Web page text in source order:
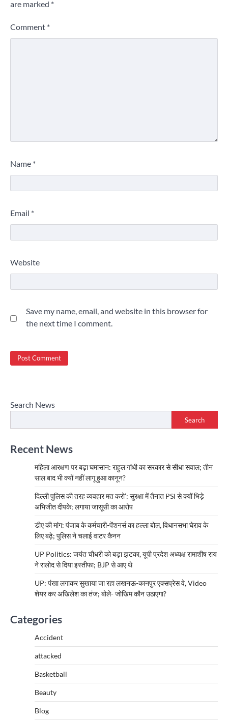
are marked *
Comment *
Name *
Email *
Website
Save my name, email, and website in this browser for
the next time I comment.
Search News
Search
Recent News
महिला आरक्षण पर बढ़ा घमासान: राहुल गांधी का सरकार से सीधा सवाल; तीन
साल बाद भी क्यों नहीं लागू हुआ कानून?
दिल्ली पुलिस की तरह व्यवहार मत करो’: सुरक्षा में तैनात PSI से क्यों भिड़े
अभिजीत दीपके; लगाया जासूसी का आरोप
डीए की मांग: पंजाब के कर्मचारी-पेंशनर्स का हल्ला बोल, विधानसभा घेराव के
लिए बढ़े; पुलिस ने चलाई वाटर कैनन
UP Politics: जयंत चौधरी को बड़ा झटका, यूपी प्रदेश अध्यक्ष रामाशीष राय
ने रालोद से दिया इस्तीफा; BJP से आए थे
UP: पंखा लगाकर सुखाया जा रहा लखनऊ-कानपुर एक्सप्रेस वे, Video
शेयर कर अखिलेश का तंज; बोले- जोखिम कौन उठाएगा?
Categories
Accident
attacked
Basketball
Beauty
Blog